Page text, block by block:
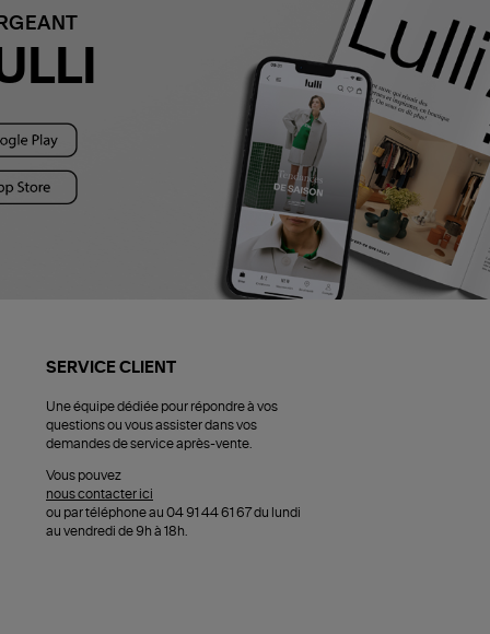
SERVICE CLIENT
Une équipe dédiée pour répondre à vos
questions ou vous assister dans vos
demandes de service après-vente.
Vous pouvez
nous contacter ici
ou par téléphone au 04 91 44 61 67 du lundi
au vendredi de 9h à 18h.